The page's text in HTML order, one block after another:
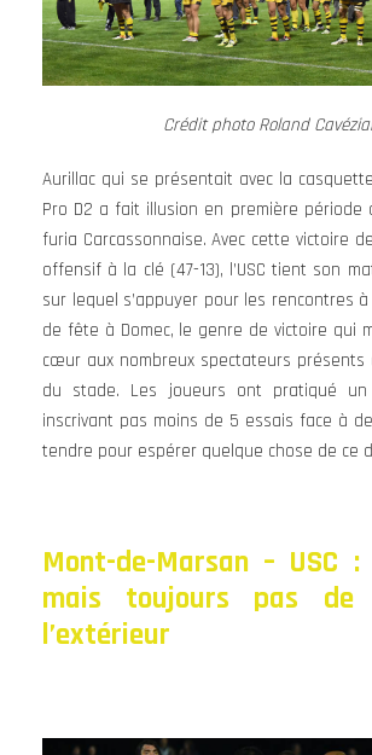
Crédit photo Roland
Aurillac qui se présentait avec la
Pro D2 a fait illusion en première période
furia Carcassonnaise. Avec cette victoire
offensif à la clé (47-13), l’USC tient son
sur lequel s’appuyer pour les rencontres
de fête à Domec, le genre de victoire qui
cœur aux nombreux spectateurs présents
du stade. Les joueurs ont pratiqué
inscrivant pas moins de 5 essais face à
tendre pour espérer quelque chose de ce
Mont-de-Marsan – USC :
mais toujours pas de
l’extérieur